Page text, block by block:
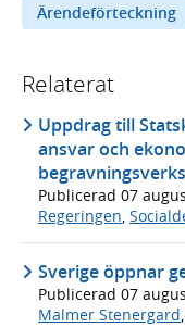
Ärendeförteckning
Relaterat
Uppdrag till
ansvar och
Publicerad 07
Regeringen
Sverige öppnar
Publicerad 07
Malmer Stenergard,